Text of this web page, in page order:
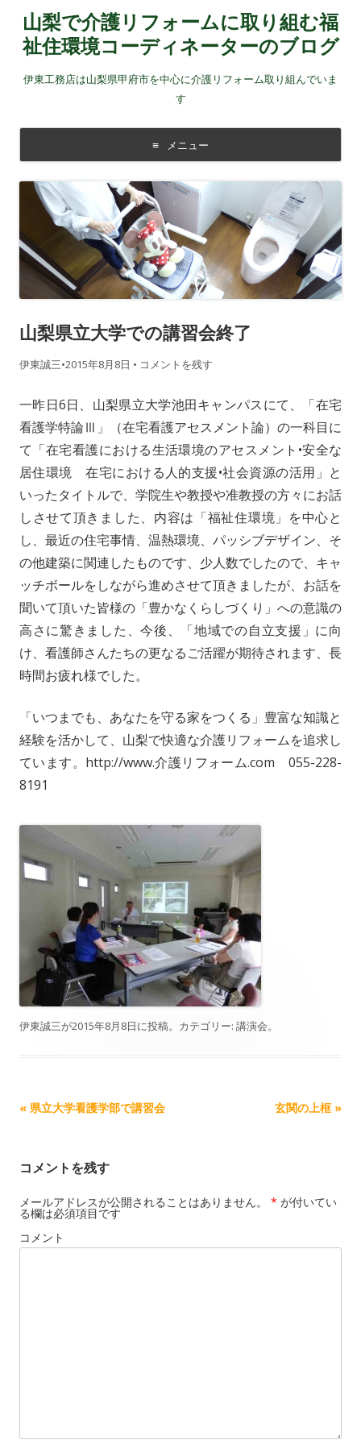
山梨で介護リフォームに取り組む福
祉住環境コーディネーターのブログ
伊東工務店は山梨県甲府市を中心に介護リフォーム取り組んでいま
す
メニュー
コンテンツに移動する
山梨県立大学での講習会終了
伊東誠三•2015年8月8日 • コメントを残す
一昨日6日、山梨県立大学池田キャンパスにて、「在宅
看護学特論Ⅲ」（在宅看護アセスメント論）の一科目に
て「在宅看護における生活環境のアセスメント•安全な
居住環境 在宅における人的支援•社会資源の活用」と
いったタイトルで、学院生や教授や准教授の方々にお話
しさせて頂きました、内容は「福祉住環境」を中心と
し、最近の住宅事情、温熱環境、パッシブデザイン、そ
の他建築に関連したものです、少人数でしたので、キャ
ッチボールをしながら進めさせて頂きましたが、お話を
聞いて頂いた皆様の「豊かなくらしづくり」への意識の
高さに驚きました、今後、「地域での自立支援」に向
け、看護師さんたちの更なるご活躍が期待されます、長
時間お疲れ様でした。
「いつまでも、あなたを守る家をつくる」豊富な知識と
経験を活かして、山梨で快適な介護リフォームを追求し
ています。http://www.介護リフォーム.com 055-228-
8191
伊東誠三が2015年8月8日に投稿。カテゴリー: 講演会。
記事ナビゲーション
« 県立大学看護学部で講習会 玄関の上框 »
コメントを残す
メールアドレスが公開されることはありません。 * が付いてい
る欄は必須項目です
コメント